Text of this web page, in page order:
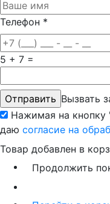
Телефон *
5 + 7 =
Вызвать
Нажимая на кнопку
даю согласие на
Товар добавлен в
Продолжить